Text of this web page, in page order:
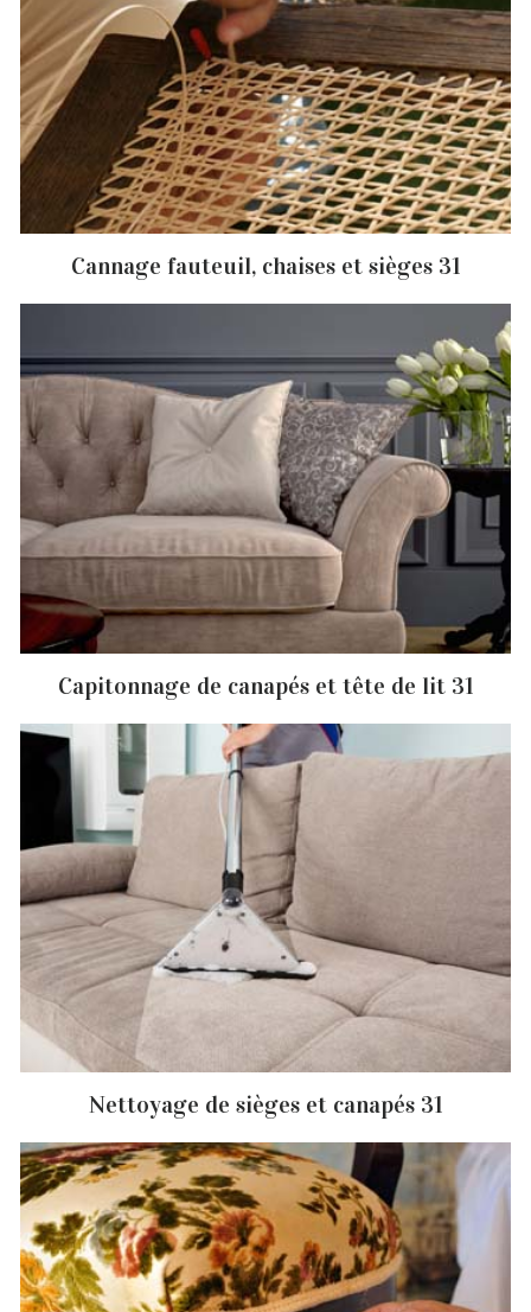
Cannage fauteuil, chaises et sièges 31
Capitonnage de canapés et tête de lit 31
Nettoyage de sièges et canapés 31